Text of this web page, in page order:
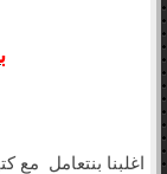
اغلبنا بنتعامل